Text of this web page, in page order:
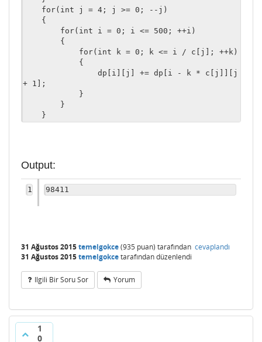
+ 1];
Output:
1 98411
31 Ağustos 2015temelgokce(935 puan) tarafından cevaplandı
31 Ağustos 2015temelgokcetarafındandüzenlendi
Ilgili Bir Soru Sor Yorum
1
0